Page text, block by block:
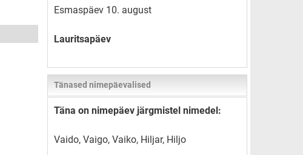
Esmaspäev 10. august
Lauritsapäev
Tänased nimepäevalised
Täna on nimepäev järgmistel nimedel:
Vaido, Vaigo, Vaiko, Hiljar, Hiljo